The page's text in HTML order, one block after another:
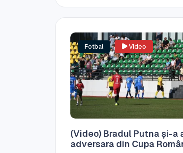
Fotbal Video
(Video) Bradul Putna și-a
adversara din Cupa